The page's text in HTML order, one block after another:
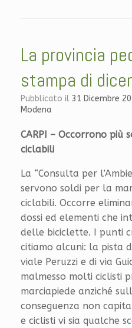
La provincia
stampa di
Pubblicato il 31 Dicembre
Modena
CARPI – Occorrono più
ciclabili
La “Consulta per
servono soldi per la
ciclabili. Occorre
dossi ed elementi che
delle biciclette. I punti
citiamo alcuni: la pista
viale Peruzzi e di via
malmesso molti ciclisti
marciapiede anziché
conseguenza non
e ciclisti vi sia qualche